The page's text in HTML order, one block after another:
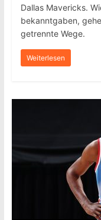
Dallas Mavericks.
bekanntgaben,
getrennte Wege.
Weiterlesen